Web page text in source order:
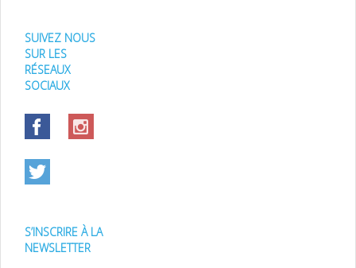
SUIVEZ NOUS
SUR LES
RÉSEAUX
SOCIAUX
S’INSCRIRE À LA
NEWSLETTER